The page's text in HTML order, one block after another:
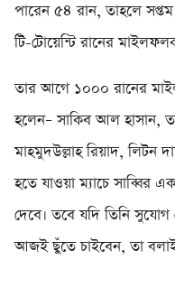
পারেন ৫৪ রান, তাহলে সপ্তম
টি-টোয়েন্টি রানের
তার আগে ১০০০ রানের
হলেন– সাকিব আল হাসান,
মাহমুদউল্লাহ রিয়াদ,
হতে যাওয়া ম্যাচে সাব্বির
দেবে। তবে যদি তিনি
আজই ছুঁতে চাইবেন, তা